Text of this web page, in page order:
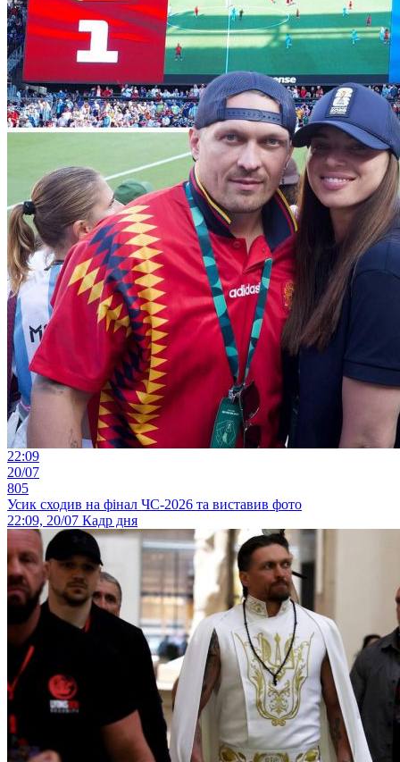
22:09
20/07
805
Усик сходив на фінал ЧС-2026 та виставив фото
22:09, 20/07 Кадр дня